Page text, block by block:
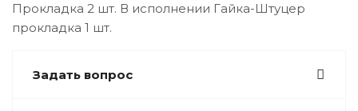
Прокладка 2 шт. В исполнении Гайка-Штуцер
прокладка 1 шт.
Задать вопрос